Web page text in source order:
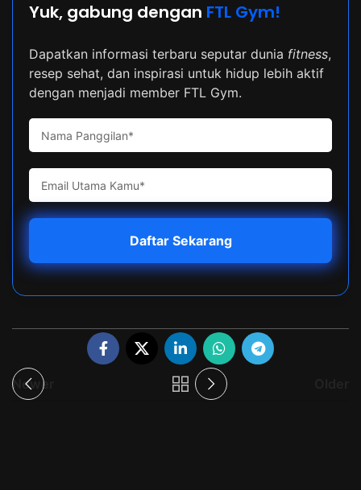
Yuk, gabung dengan FTL Gym!
Dapatkan informasi terbaru seputar dunia fitness,
resep sehat, dan inspirasi untuk hidup lebih aktif
dengan menjadi member FTL Gym.
Newer